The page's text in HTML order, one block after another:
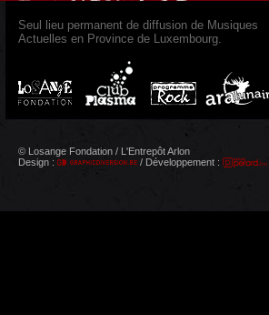
Seul lieu permanent de diffusion de Musiques
Actuelles en Province de Luxembourg.
© Losange Fondation / L'Entrepôt Arlon
Design :
/ Développement :